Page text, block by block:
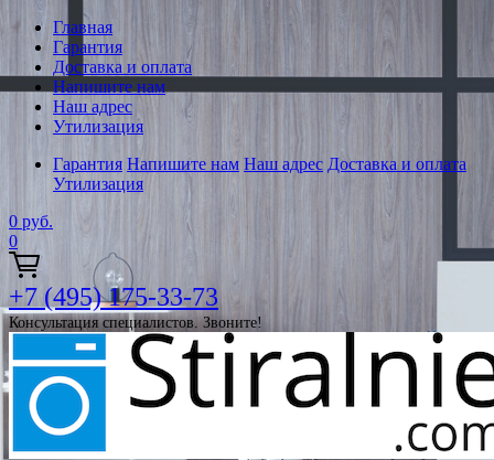
Главная
Гарантия
Доставка и оплата
Напишите нам
Наш адрес
Утилизация
Гарантия Напишите нам Наш адрес Доставка и оплата
Утилизация
0 руб.
0
+7 (495) 175-33-73
Консультация специалистов. Звоните!